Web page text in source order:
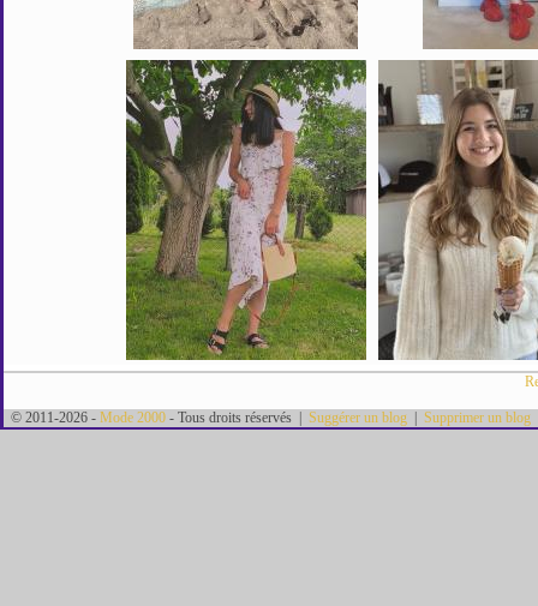
© 2011-2026 - Mode 2000 - Tous droits réservés | Suggérer un blog Supprimer un blog